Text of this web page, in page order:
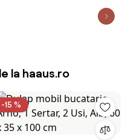
la haaus.ro
-15 %